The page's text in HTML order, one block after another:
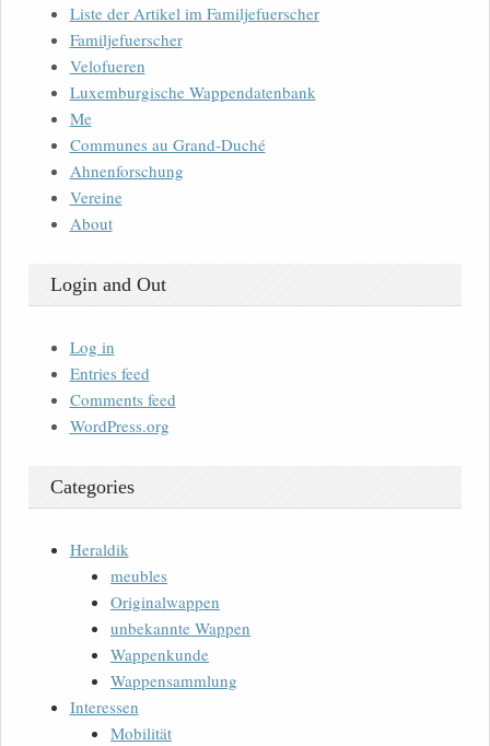
Liste der Artikel im Familjefuerscher
Familjefuerscher
Velofueren
Luxemburgische Wappendatenbank
Me
Communes au Grand-Duché
Ahnenforschung
Vereine
About
Login and Out
Log in
Entries feed
Comments feed
WordPress.org
Categories
Heraldik
meubles
Originalwappen
unbekannte Wappen
Wappenkunde
Wappensammlung
Interessen
Mobilität